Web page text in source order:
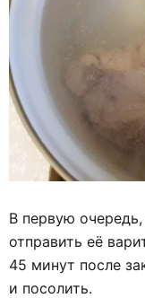
В первую
отправить её
45 минут после
и посолить.